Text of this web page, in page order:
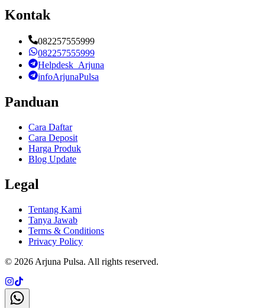
Kontak
082257555999
082257555999
Helpdesk_Arjuna
infoArjunaPulsa
Panduan
Cara Daftar
Cara Deposit
Harga Produk
Blog Update
Legal
Tentang Kami
Tanya Jawab
Terms & Conditions
Privacy Policy
© 2026 Arjuna Pulsa. All rights reserved.